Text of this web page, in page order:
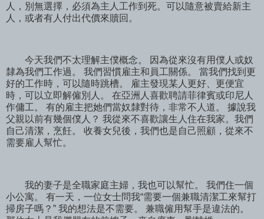
人，別無選擇，必須為主人工作到死。可以隨意被賣給新主
人，或者有人付出代價來贖回。
今天我們不太理解主僕概念。 因為從來沒有用僕人或奴
隸為我們工作過。 我們習慣雇主和員工關係。 當我們找到更
好的工作時，可以隨時跳槽。 雇主發現某人更好、更便宜
時，可以立即解僱別人。 在亞洲人喜歡聘請菲律賓或印尼人
作傭工。 有的雇主把她們當奴隸對待，非常不人道。 據說我
父親以前有幾個僕人？ 我從來不喜歡讓生人住在我家。我們
自己清潔，烹飪。 收養女兒後，我們也是自己照顧，從來不
需要雇人幫忙。
我的妻子是全職家庭主婦，我也可以幫忙。 我們住一個
小公寓。 有一天，一位女士問我“需要一個兼職清潔工來幫打
掃房子嗎？” 我的想法是不需要。 兼職僱用幫手是違法的。